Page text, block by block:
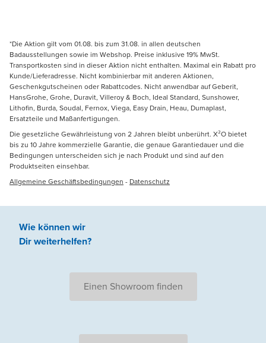
*Die Aktion gilt vom 01.08. bis zum 31.08. in allen deutschen
Badausstellungen sowie im Webshop. Preise inklusive 19% MwSt.
Transportkosten sind in dieser Aktion nicht enthalten. Maximal ein Rabatt pro
Kunde/Lieferadresse. Nicht kombinierbar mit anderen Aktionen,
Geschenkgutscheinen oder Rabattcodes. Nicht anwendbar auf Geberit,
HansGrohe, Grohe, Duravit, Villeroy & Boch, Ideal Standard, Sunshower,
Lithofin, Burda, Soudal, Fernox, Viega, Easy Drain, Heau, Dumaplast,
Ersatzteile und Maßanfertigungen.
Die gesetzliche Gewährleistung von 2 Jahren bleibt unberührt. X²O bietet
bis zu 10 Jahre kommerzielle Garantie, die genaue Garantiedauer und die
Bedingungen unterscheiden sich je nach Produkt und sind auf den
Produktseiten einsehbar.
Allgemeine Geschäftsbedingungen - Datenschutz
Wie können wir
Dir weiterhelfen?
Einen Showroom finden